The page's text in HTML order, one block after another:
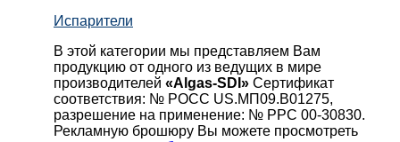
Испарители
В этой категории мы представляем Вам
продукцию от одного из ведущих в мире
производителей «Algas-SDI» Сертификат
соответствия: № РОСС US.МП09.В01275,
разрешение на применение: № РРС 00-30830.
Рекламную брошюру Вы можете просмотреть